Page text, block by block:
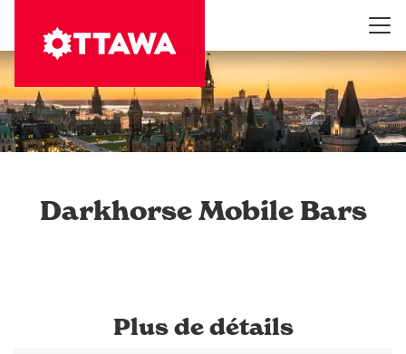
contenu
Darkhorse Mobile Bars
Plus de détails